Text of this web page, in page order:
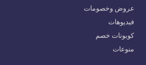
عروض وخصومات
فيديوهات
كوبونات خصم
منوعات